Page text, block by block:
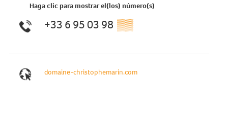
Haga clic para mostrar el(los) número(s)
+33 6 95 03 98 ▒▒
domaine-christophemarin.com